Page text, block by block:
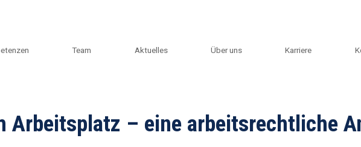
Team Aktuelles Über uns Karriere
Arbeitsplatz – eine arbeitsrechtliche